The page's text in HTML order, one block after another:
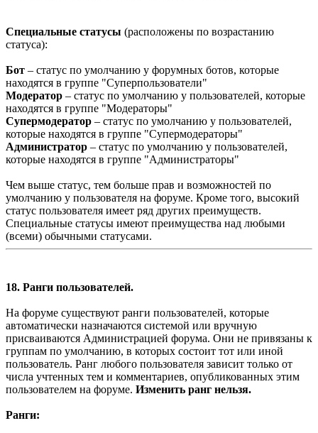
Специальные статусы (расположены по возрастанию
статуса):
Бот – статус по умолчанию у форумных ботов, которые
находятся в группе "Суперпользователи"
Модератор – статус по умолчанию у пользователей, которые
находятся в группе "Модераторы"
Супермодератор – статус по умолчанию у пользователей,
которые находятся в группе "Супермодераторы"
Администратор – статус по умолчанию у пользователей,
которые находятся в группе "Администраторы"
Чем выше статус, тем больше прав и возможностей по
умолчанию у пользователя на форуме. Кроме того, высокий
статус пользователя имеет ряд других преимуществ.
Специальные статусы имеют преимущества над любыми
(всеми) обычными статусами.
18. Ранги пользователей.
На форуме существуют ранги пользователей, которые
автоматически назначаются системой или вручную
присваиваются Администрацией форума. Они не привязаны к
группам по умолчанию, в которых состоит тот или иной
пользователь. Ранг любого пользователя зависит только от
числа учтенных тем и комментариев, опубликованных этим
пользователем на форуме. Изменить ранг нельзя.
Ранги: